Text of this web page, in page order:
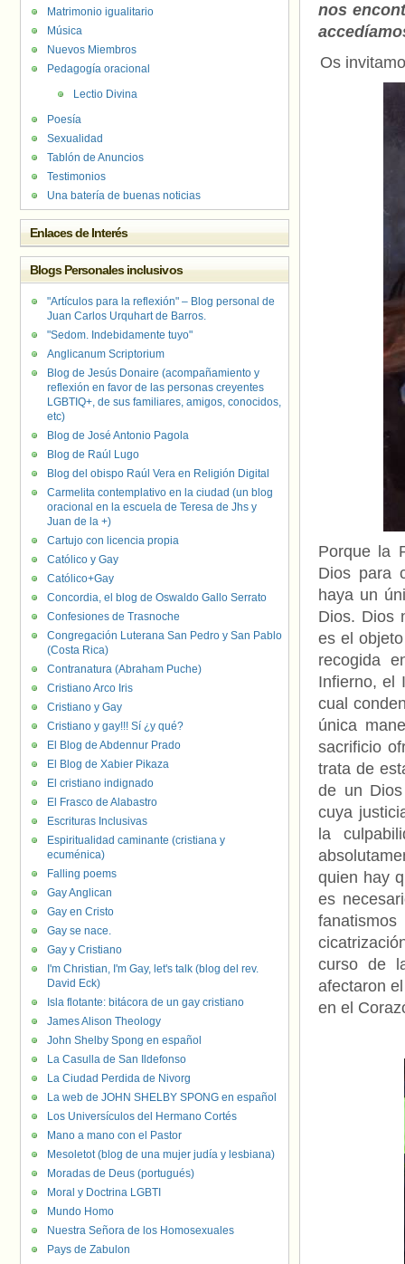
nos
Os
Porque la
Dios para
haya un
Dios. Dios
es el
recogida
Infierno, el
cual
única
sacrificio
trata de
de un
cuya
la
quien hay
es
curso de
afectaron
en el
Matrimonio igualitario
Música
Nuevos Miembros
Pedagogía oracional
Lectio Divina
Poesía
Sexualidad
Tablón de Anuncios
Testimonios
Una batería de buenas noticias
Enlaces de Interés
Blogs Personales inclusivos
"Artículos para la reflexión" – Blog personal de
Juan Carlos Urquhart de Barros.
"Sedom. Indebidamente tuyo"
Anglicanum Scriptorium
Blog de Jesús Donaire (acompañamiento y
reflexión en favor de las personas creyentes
LGBTIQ+, de sus familiares, amigos, conocidos,
etc)
Blog de José Antonio Pagola
Blog de Raúl Lugo
Blog del obispo Raúl Vera en Religión Digital
Carmelita contemplativo en la ciudad (un blog
oracional en la escuela de Teresa de Jhs y
Juan de la +)
Cartujo con licencia propia
Católico y Gay
Católico+Gay
Concordia, el blog de Oswaldo Gallo Serrato
Confesiones de Trasnoche
Congregación Luterana San Pedro y San Pablo
(Costa Rica)
Contranatura (Abraham Puche)
Cristiano Arco Iris
Cristiano y Gay
Cristiano y gay!!! Sí ¿y qué?
El Blog de Abdennur Prado
El Blog de Xabier Pikaza
El cristiano indignado
El Frasco de Alabastro
Escrituras Inclusivas
Espiritualidad caminante (cristiana y
ecuménica)
Falling poems
Gay Anglican
Gay en Cristo
Gay se nace.
Gay y Cristiano
I'm Christian, I'm Gay, let's talk (blog del rev.
David Eck)
Isla flotante: bitácora de un gay cristiano
James Alison Theology
John Shelby Spong en español
La Casulla de San Ildefonso
La Ciudad Perdida de Nivorg
La web de JOHN SHELBY SPONG en español
Los Universículos del Hermano Cortés
Mano a mano con el Pastor
Mesoletot (blog de una mujer judía y lesbiana)
Moradas de Deus (portugués)
Moral y Doctrina LGBTI
Mundo Homo
Nuestra Señora de los Homosexuales
Pays de Zabulon